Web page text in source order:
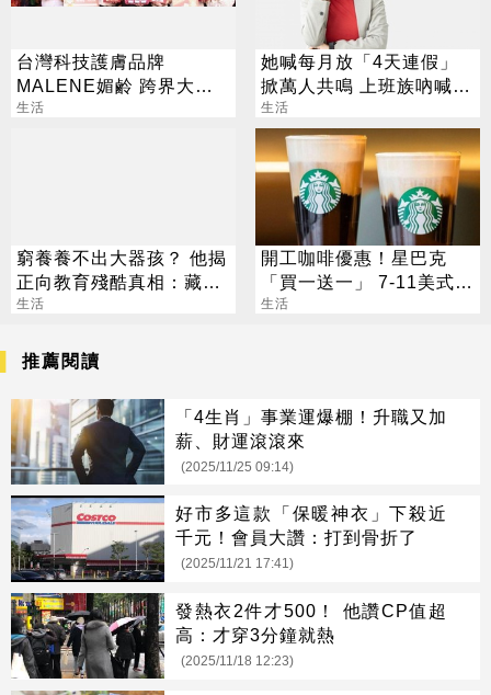
台灣科技護膚品牌
MALENE媚鹷 跨界大甲
鎮瀾宮 年度神作「媽祖無
生活
她喊每月放「4天連假」
掀萬人共鳴 上班族吶喊：
這樣才活得像人
生活
窮養養不出大器孩？ 他揭
正向教育殘酷真相：藏了
「階級緩衝墊」
生活
開工咖啡優惠！星巴克
「買一送一」 7-11美式買
7送7
生活
推薦閱讀
「4生肖」事業運爆棚！升職又加
薪、財運滾滾來
(2025/11/25 09:14)
好市多這款「保暖神衣」下殺近
千元！會員大讚：打到骨折了
(2025/11/21 17:41)
發熱衣2件才500！ 他讚CP值超
高：才穿3分鐘就熱
(2025/11/18 12:23)